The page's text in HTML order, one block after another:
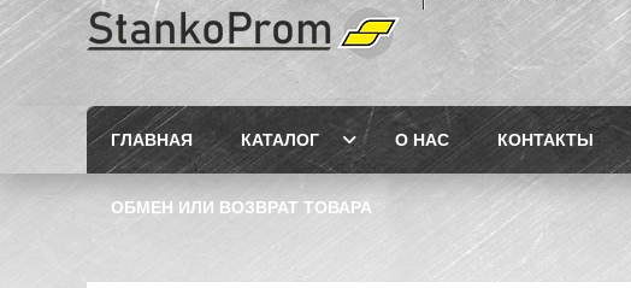
ГЛАВНАЯ КАТАЛОГ О НАС КОНТАКТЫ
ОБМЕН ИЛИ ВОЗВРАТ ТОВАРА